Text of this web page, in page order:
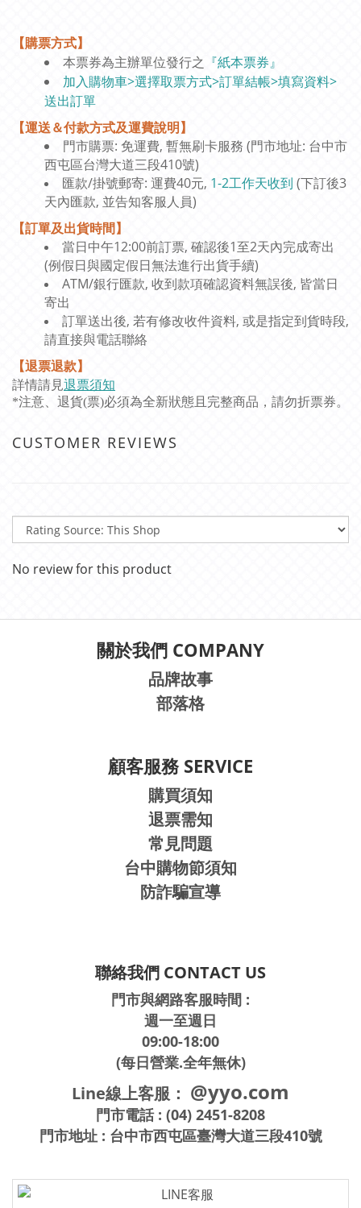
【購票方式】
本票券為主辦單位發行之 『紙本票券』
加入購物車>選擇取票方式>訂單結帳>填寫資料>
送出訂單
【運送＆付款方式及運費說明】
門市購票: 免運費, 暫無刷卡服務 (門市地址: 台中市
西屯區台灣大道三段410號)
匯款/掛號郵寄: 運費40元, 1-2工作天收到 (下訂後3
天內匯款, 並告知客服人員)
【訂單及出貨時間】
當日中午12:00前訂票, 確認後1至2天內完成寄出
(例假日與國定假日無法進行出貨手續)
ATM/銀行匯款, 收到款項確認資料無誤後, 皆當日
寄出
訂單送出後, 若有修改收件資料, 或是指定到貨時段,
請直接與電話聯絡
【退票退款】
詳情請見退票須知
*注意、退貨(票)必須為全新狀態且完整商品，請勿折票券。
CUSTOMER REVIEWS
No review for this product
關於我們 COMPANY
品牌故事
部落格
顧客服務 SERVICE
購買須知
退票需知
常見問題
台中購物節須知
防詐騙宣導
聯絡我們 CONTACT US
門市與網路客服時間 :
週一至週日
09:00-18:00
(每日營業.全年無休)
Line線上客服： @yyo.com
門市電話 : (04) 2451-8208
門市地址 : 台中市西屯區臺灣大道三段410號